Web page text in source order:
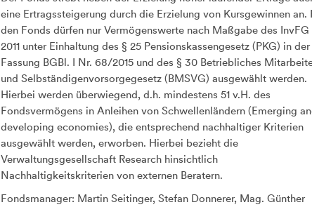
eine Ertragssteigerung durch die Erzielung von Kursgewinnen an.
den Fonds dürfen nur Vermögenswerte nach Maßgabe des InvFG
2011 unter Einhaltung des § 25 Pensionskassengesetz (PKG) in der
Fassung BGBl. I Nr. 68/2015 und des § 30 Betriebliches
und Selbständigenvorsorgegesetz (BMSVG) ausgewählt werden.
Hierbei werden überwiegend, d.h. mindestens 51 v.H. des
Fondsvermögens in Anleihen von Schwellenländern (Emerging
developing economies), die entsprechend nachhaltiger Kriterien
ausgewählt werden, erworben. Hierbei bezieht die
Verwaltungsgesellschaft Research hinsichtlich
Nachhaltigkeitskriterien von externen Beratern.
Fondsmanager: Martin Seitinger, Stefan Donnerer, Mag. Günther